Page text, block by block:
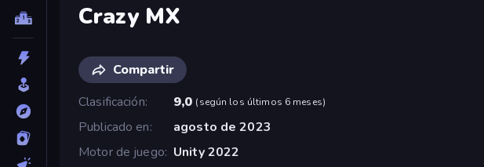
Crazy MX
Compartir
Clasificación
9,0 (según los últimos 6 meses)
Publicado en
agosto de 2023
Motor de juego Unity 2022